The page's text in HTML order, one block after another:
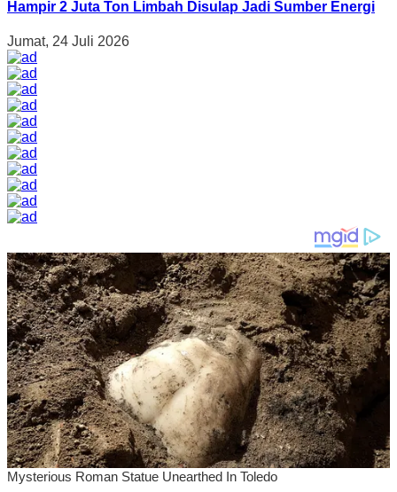
Hampir 2 Juta Ton Limbah Disulap Jadi Sumber Energi
Jumat, 24 Juli 2026